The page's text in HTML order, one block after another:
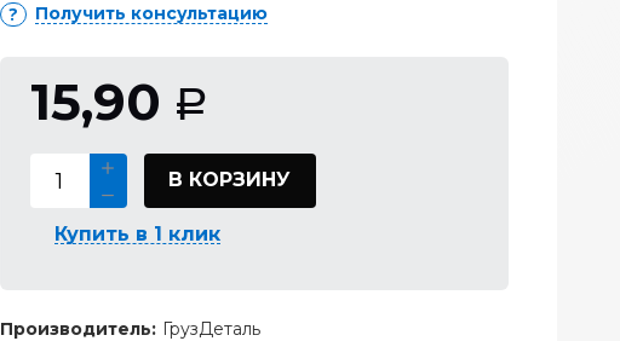
Получить консультацию
15,90 Р
В КОРЗИНУ
Купить в 1 клик
Производитель: ГрузДеталь